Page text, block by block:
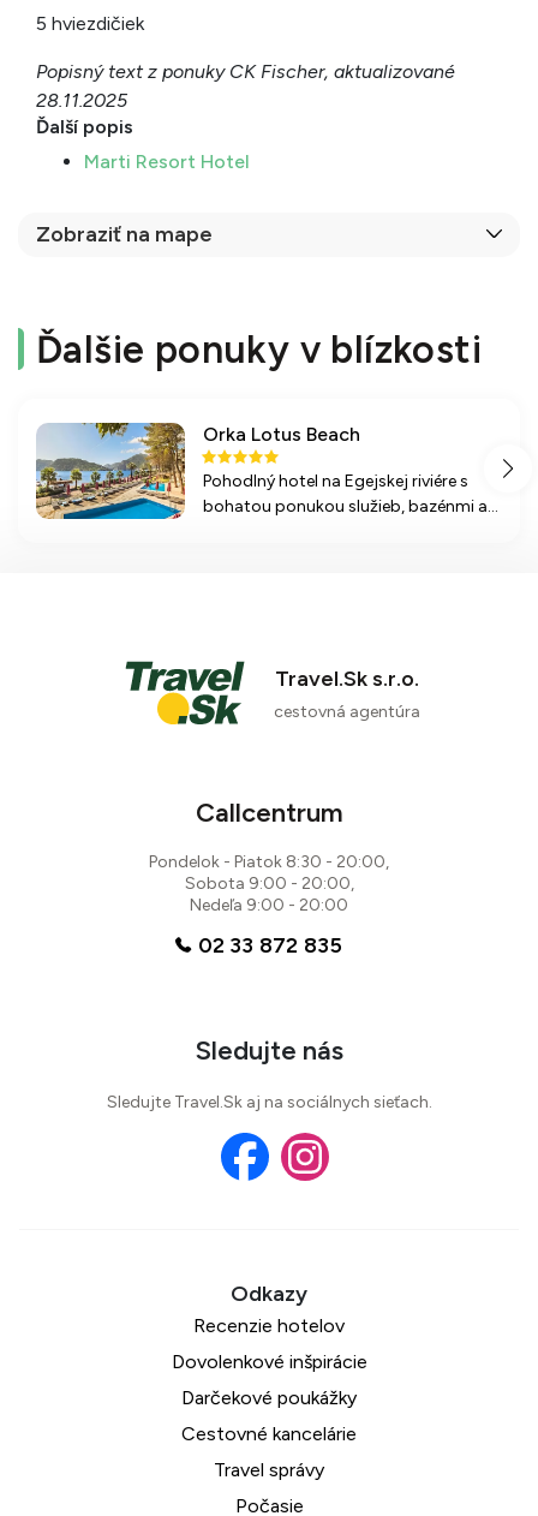
5 hviezdičiek
Popisný text z ponuky CK Fischer, aktualizované
28.11.2025
Ďalší popis
Marti Resort Hotel
Zobraziť na mape
Ďalšie ponuky v blízkosti
Orka Lotus Beach
Pohodlný hotel na Egejskej riviére s
bohatou ponukou služieb, bazénmi a
Travel.Sk s.r.o.
cestovná agentúra
Callcentrum
Pondelok - Piatok 8:30 - 20:00,
Sobota 9:00 - 20:00,
Nedeľa 9:00 - 20:00
02 33 872 835
Sledujte nás
Sledujte Travel.Sk aj na sociálnych sieťach.
Recenzie hotelov
Dovolenkové inšpirácie
Darčekové poukážky
Cestovné kancelárie
Travel správy
Počasie